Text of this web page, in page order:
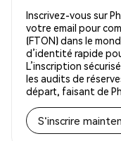
Inscrivez-vous sur
votre email pour
(FTON) dans le
d’identité rapide
L’inscription
les audits de
départ, faisant de
S'inscrire